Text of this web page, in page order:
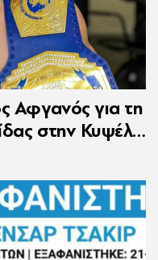
Αφγανός για τη
στην Κυψέλη
ντοκιμαντέρ